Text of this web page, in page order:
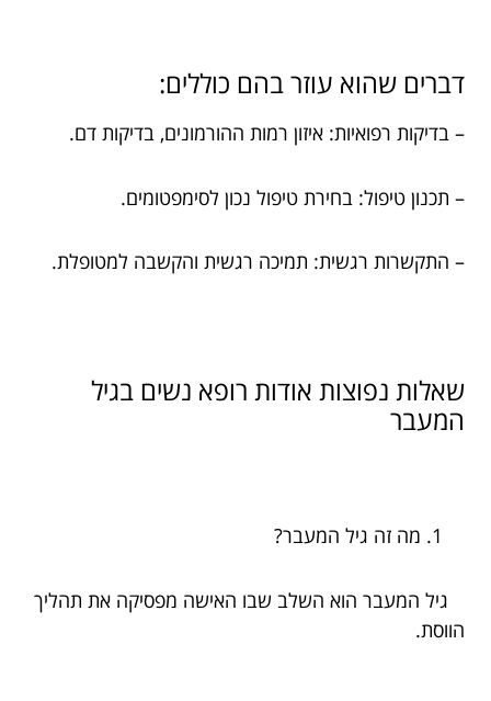
דברים שהוא עוזר בהם כוללים:
– בדיקות רפואיות: איזון רמות ההורמונים, בדיקות דם.
– תכנון טיפול: בחירת טיפול נכון לסימפטומים.
– התקשרות רגשית: תמיכה רגשית והקשבה למטופלת.
שאלות נפוצות אודות רופא נשים בגיל
המעבר
מה זה גיל המעבר?
גיל המעבר הוא השלב שבו האישה מפסיקה את תהליך
הווסת.